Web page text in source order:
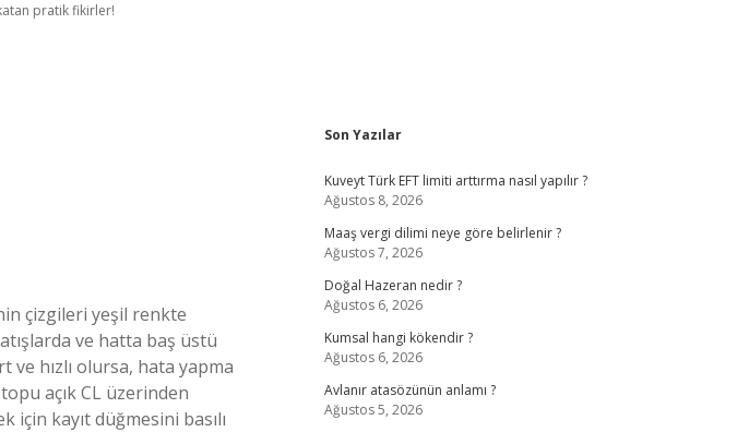
pratik fikirler!
çizgileri yeşil renkte
ve hatta baş üstü
hızlı olursa, hata yapma
açık CL üzerinden
kayıt düğmesini basılı
Sidebar
Son Yazılar
Kuveyt Türk EFT limiti arttırma nasıl yapılır ?
Ağustos 8, 2026
Maaş vergi dilimi neye göre belirlenir ?
Ağustos 7, 2026
Doğal Hazeran nedir ?
Ağustos 6, 2026
Kumsal hangi kökendir ?
Ağustos 6, 2026
Avlanır atasözünün anlamı ?
Ağustos 5, 2026
ilbet giriş